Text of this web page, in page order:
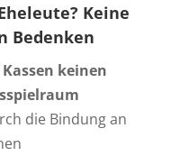
Keine
Bedenken
keinen
die Bindung an